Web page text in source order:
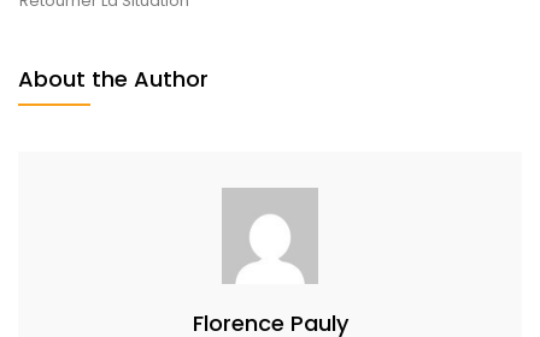
5
Apprenants
About the Author
Florence Pauly